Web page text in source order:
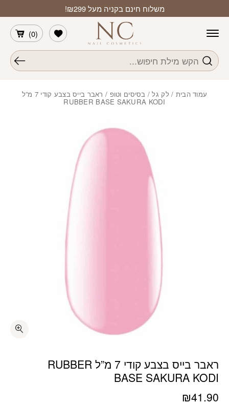
משלוח חינם בקניה מעל ₪299!
חיפוש
(
0
)
הרשימה שלי
עמוד הבית /לק גל/ בסיסים וטופ / ראבר בייס בצבע קודי 7 מ”ל
RUBBER BASE SAKURA KODI
ראבר בייס בצבע קודי 7 מ”ל RUBBER
BASE SAKURA KODI
₪41.90